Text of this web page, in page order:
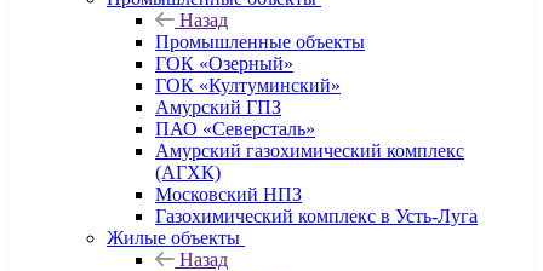
Назад
Промышленные объекты
ГОК «Озерный»
ГОК «Култуминский»
Амурский ГПЗ
ПАО «Северсталь»
Амурский газохимический комплекс
(АГХК)
Московский НПЗ
Газохимический комплекс в Усть-Луга
Жилые объекты
Назад